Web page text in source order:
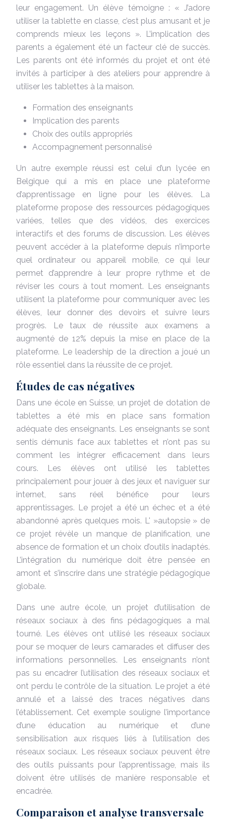
leur engagement. Un élève témoigne : « J’adore
utiliser la tablette en classe, c’est plus amusant et je
comprends mieux les leçons ». L’implication des
parents a également été un facteur clé de succès.
Les parents ont été informés du projet et ont été
invités à participer à des ateliers pour apprendre à
utiliser les tablettes à la maison.
Formation des enseignants
Implication des parents
Choix des outils appropriés
Accompagnement personnalisé
Un autre exemple réussi est celui d’un lycée en
Belgique qui a mis en place une plateforme
d’apprentissage en ligne pour les élèves. La
plateforme propose des ressources pédagogiques
variées, telles que des vidéos, des exercices
interactifs et des forums de discussion. Les élèves
peuvent accéder à la plateforme depuis n’importe
quel ordinateur ou appareil mobile, ce qui leur
permet d’apprendre à leur propre rythme et de
réviser les cours à tout moment. Les enseignants
utilisent la plateforme pour communiquer avec les
élèves, leur donner des devoirs et suivre leurs
progrès. Le taux de réussite aux examens a
augmenté de 12% depuis la mise en place de la
plateforme. Le leadership de la direction a joué un
rôle essentiel dans la réussite de ce projet.
Études de cas négatives
Dans une école en Suisse, un projet de dotation de
tablettes a été mis en place sans formation
adéquate des enseignants. Les enseignants se sont
sentis démunis face aux tablettes et n’ont pas su
comment les intégrer efficacement dans leurs
cours. Les élèves ont utilisé les tablettes
principalement pour jouer à des jeux et naviguer sur
internet, sans réel bénéfice pour leurs
apprentissages. Le projet a été un échec et a été
abandonné après quelques mois. L' »autopsie » de
ce projet révèle un manque de planification, une
absence de formation et un choix d’outils inadaptés.
L’intégration du numérique doit être pensée en
amont et s’inscrire dans une stratégie pédagogique
globale.
Dans une autre école, un projet d’utilisation de
réseaux sociaux à des fins pédagogiques a mal
tourné. Les élèves ont utilisé les réseaux sociaux
pour se moquer de leurs camarades et diffuser des
informations personnelles. Les enseignants n’ont
pas su encadrer l’utilisation des réseaux sociaux et
ont perdu le contrôle de la situation. Le projet a été
annulé et a laissé des traces négatives dans
l’établissement. Cet exemple souligne l’importance
d’une éducation au numérique et d’une
sensibilisation aux risques liés à l’utilisation des
réseaux sociaux. Les réseaux sociaux peuvent être
des outils puissants pour l’apprentissage, mais ils
doivent être utilisés de manière responsable et
encadrée.
Comparaison et analyse transversale